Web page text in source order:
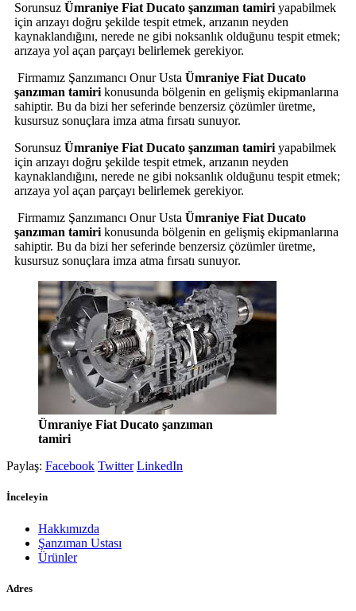
Sorunsuz Ümraniye Fiat Ducato şanzıman tamiri yapabilmek
için arızayı doğru şekilde tespit etmek, arızanın neyden
kaynaklandığını, nerede ne gibi noksanlık olduğunu tespit etmek;
arızaya yol açan parçayı belirlemek gerekiyor.
Firmamız Şanzımancı Onur Usta Ümraniye Fiat Ducato
şanzıman tamiri konusunda bölgenin en gelişmiş ekipmanlarına
sahiptir. Bu da bizi her seferinde benzersiz çözümler üretme,
kusursuz sonuçlara imza atma fırsatı sunuyor.
Sorunsuz Ümraniye Fiat Ducato şanzıman tamiri yapabilmek
için arızayı doğru şekilde tespit etmek, arızanın neyden
kaynaklandığını, nerede ne gibi noksanlık olduğunu tespit etmek;
arızaya yol açan parçayı belirlemek gerekiyor.
Firmamız Şanzımancı Onur Usta Ümraniye Fiat Ducato
şanzıman tamiri konusunda bölgenin en gelişmiş ekipmanlarına
sahiptir. Bu da bizi her seferinde benzersiz çözümler üretme,
kusursuz sonuçlara imza atma fırsatı sunuyor.
Ümraniye Fiat Ducato şanzıman
tamiri
Paylaş: Facebook Twitter LinkedIn
İnceleyin
Hakkımızda
Şanzıman Ustası
Ürünler
Adres